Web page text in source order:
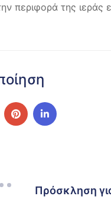
περιφορά της ιεράς
Πρόσκληση